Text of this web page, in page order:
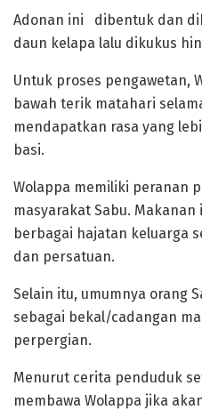
Adonan ini dibentuk dan
daun kelapa lalu dikukus
‎Untuk proses pengawetan,
bawah terik matahari
mendapatkan rasa yang
basi.
‎Wolappa memiliki peranan
masyarakat Sabu.
berbagai hajatan keluarga
dan persatuan.
Selain itu, umumnya orang
sebagai bekal/cadangan
perpergian.
‎Menurut cerita penduduk
membawa Wolappa jika